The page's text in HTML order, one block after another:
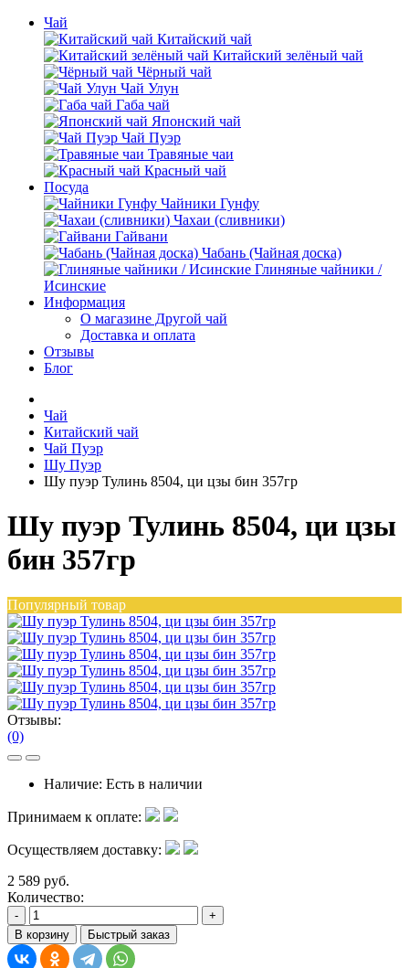
Чай
Китайский чай
Китайский зелёный чай
Чёрный чай
Чай Улун
Габа чай
Японский чай
Чай Пуэр
Травяные чаи
Красный чай
Посуда
Чайники Гунфу
Чахаи (сливники)
Гайвани
Чабань (Чайная доска)
Глиняные чайники /
Исинские
Информация
О магазине Другой чай
Доставка и оплата
Отзывы
Блог
Чай
Китайский чай
Чай Пуэр
Шу Пуэр
Шу пуэр Тулинь 8504, ци цзы бин 357гр
Шу пуэр Тулинь 8504, ци цзы
бин 357гр
Популярный товар
Отзывы:
(0)
Наличие: Есть в наличии
Принимаем к оплате:
Осуществляем доставку:
2 589 руб.
Количество:
-
+
В корзину
Быстрый заказ